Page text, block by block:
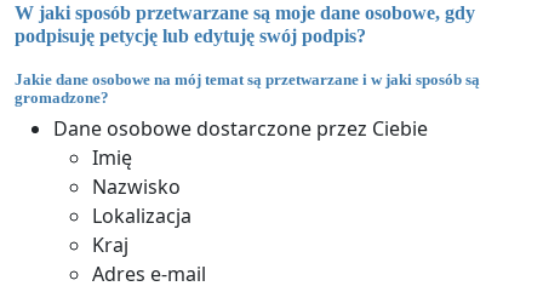
W jaki sposób przetwarzane są moje dane osobowe, gdy
podpisuję petycję lub edytuję swój podpis?
Jakie dane osobowe na mój temat są przetwarzane i w jaki sposób są
gromadzone?
Dane osobowe dostarczone przez Ciebie
Imię
Nazwisko
Lokalizacja
Kraj
Adres e-mail